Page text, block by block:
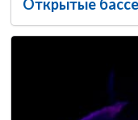
Открытые